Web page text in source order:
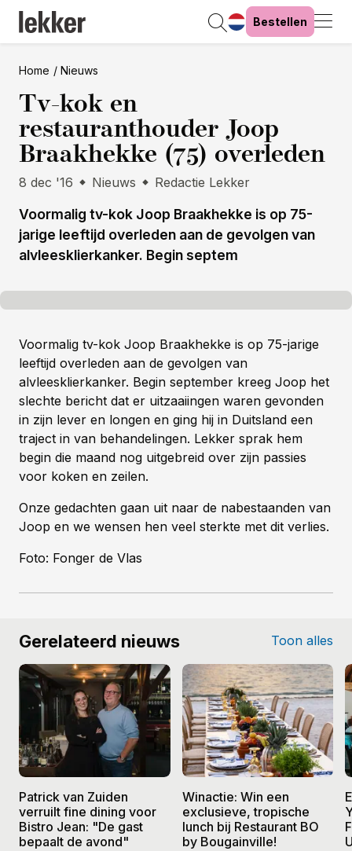
Bestellen
Home Nieuws
Tv-kok en
restauranthouder Joop
Braakhekke (75) overleden
8 dec '16 Nieuws Redactie Lekker
Voormalig tv-kok Joop Braakhekke is op 75-
jarige leeftijd overleden aan de gevolgen van
alvleesklierkanker. Begin septem
Voormalig tv-kok Joop Braakhekke is op 75-jarige
leeftijd overleden aan de gevolgen van
alvleesklierkanker. Begin september kreeg Joop het
slechte bericht dat er uitzaaiingen waren gevonden
in zijn lever en longen en ging hij in Duitsland een
traject in van behandelingen. Lekker sprak hem
begin die maand nog uitgebreid over zijn passies
voor koken en zeilen.
Onze gedachten gaan uit naar de nabestaanden van
Joop en we wensen hen veel sterkte met dit verlies.
Foto: Fonger de Vlas
Gerelateerd nieuws Toon alles
Patrick van Zuiden
verruilt fine dining voor
Bistro Jean: "De gast
bepaalt de avond"
Winactie: Win een
exclusieve, tropische
lunch bij Restaurant BO
by Bougainville!